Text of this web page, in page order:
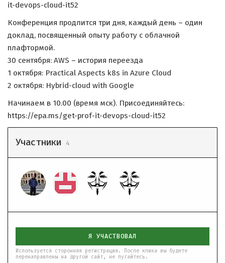
it-devops-cloud-it52
Конференция продлится три дня, каждый день – один
доклад, посвященный опыту работу с облачной
плафтормой.
30 сентября: AWS – история переезда
1 октября: Practical Aspects k8s in Azure Cloud
2 октября: Hybrid-cloud with Google
Начинаем в 10.00 (время мск). Присоединяйтесь:
https://epa.ms/get-prof-it-devops-cloud-it52
Участники 4
Я УЧАСТВОВАЛ
Используется сторонняя регистрация. После клика вы будете
перенаправлены на другой сайт, не пугайтесь.